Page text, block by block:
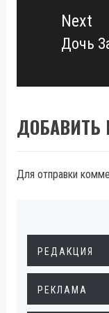
Next
Next
Дочь
ДОБАВИТЬ
Для отправки
РЕДАКЦИЯ
РЕКЛАМА